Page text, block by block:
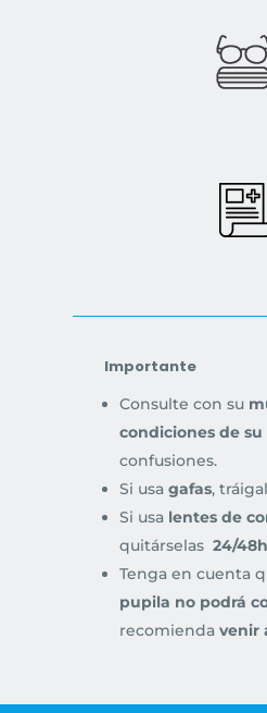
Importante
Consulte con su
condiciones de
confusiones.
Si usa gafas,
Si usa lentes de
quitárselas 24/48h
Tenga en cuenta
pupila no podrá
recomienda venir